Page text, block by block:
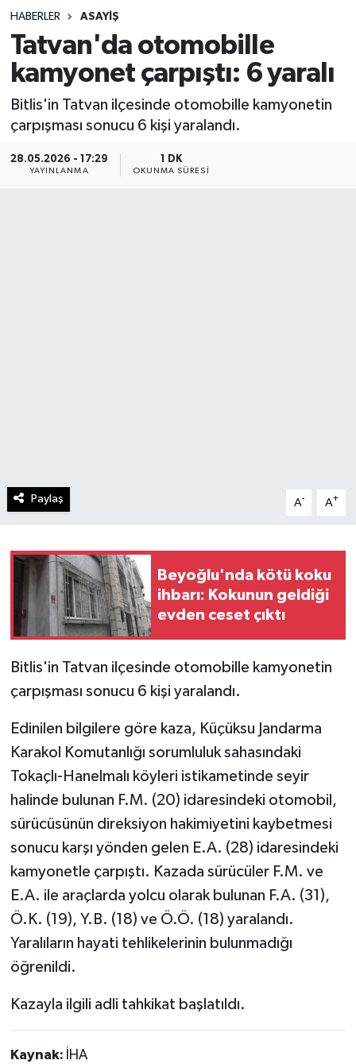
HABERLER ASAYIŞ
Tatvan'da otomobille
kamyonet çarpıştı: 6 yaralı
Bitlis'in Tatvan ilçesinde otomobille kamyonetin
çarpışması sonucu 6 kişi yaralandı.
28.05.2026 - 17:29
YAYINLANMA
1 DK
OKUNMA SÜRESI
Paylaş A- A+
Beyoğlu'nda kötü koku
ihbarı: Kokunun geldiği
evden ceset çıktı
Bitlis'in Tatvan ilçesinde otomobille kamyonetin
çarpışması sonucu 6 kişi yaralandı.
Edinilen bilgilere göre kaza, Küçüksu Jandarma
Karakol Komutanlığı sorumluluk sahasındaki
Tokaçlı-Hanelmalı köyleri istikametinde seyir
halinde bulunan F.M. (20) idaresindeki otomobil,
sürücüsünün direksiyon hakimiyetini kaybetmesi
sonucu karşı yönden gelen E.A. (28) idaresindeki
kamyonetle çarpıştı. Kazada sürücüler F.M. ve
E.A. ile araçlarda yolcu olarak bulunan F.A. (31),
Ö.K. (19), Y.B. (18) ve Ö.Ö. (18) yaralandı.
Yaralıların hayati tehlikelerinin bulunmadığı
öğrenildi.
Kazayla ilgili adli tahkikat başlatıldı.
Kaynak: İHA
Spor
Teknoloji